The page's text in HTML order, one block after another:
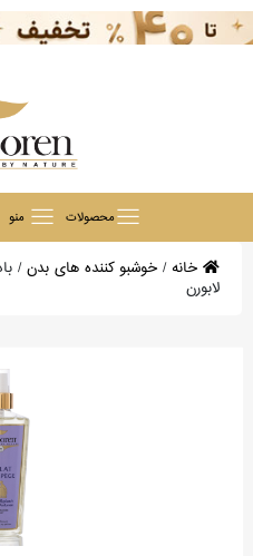
محصولات منو
خانه/ خوشبو کننده های بدن/
لابورن